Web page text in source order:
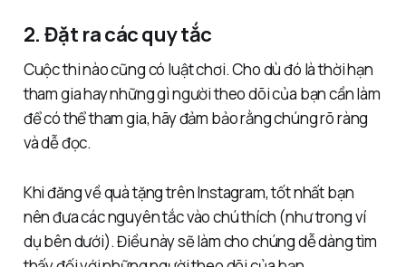
2. Đặt ra các quy tắc
Cuộc thi nào cũng có luật chơi. Cho dù đó là thời hạn
tham gia hay những gì người theo dõi của bạn cần làm
để có thể tham gia, hãy đảm bảo rằng chúng rõ ràng
và dễ đọc.
Khi đăng về quà tặng trên Instagram, tốt nhất bạn
nên đưa các nguyên tắc vào chú thích (như trong ví
dụ bên dưới). Điều này sẽ làm cho chúng dễ dàng tìm